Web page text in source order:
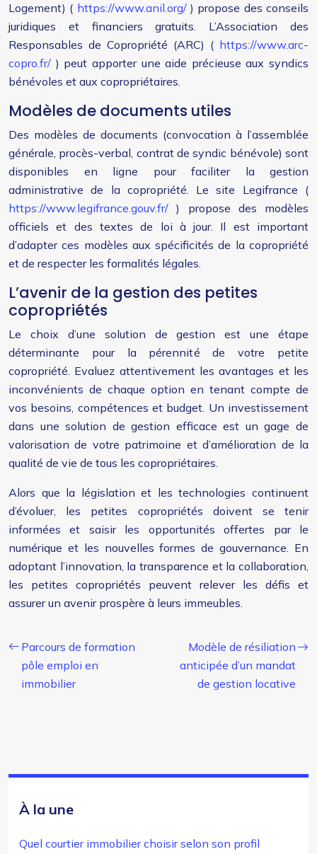
Logement) ( https://www.anil.org/) propose des conseils
juridiques et financiers gratuits. L’Association des
Responsables de Copropriété (ARC) ( https://www.arc-
copro.fr/ ) peut apporter une aide précieuse aux syndics
bénévoles et aux copropriétaires.
Modèles de documents utiles
Des modèles de documents (convocation à l’assemblée
générale, procès-verbal, contrat de syndic bénévole) sont
disponibles en ligne pour faciliter la gestion
administrative de la copropriété. Le site Legifrance (
https://www.legifrance.gouv.fr/) propose des modèles
officiels et des textes de loi à jour. Il est important
d’adapter ces modèles aux spécificités de la copropriété
et de respecter les formalités légales.
L’avenir de la gestion des petites
copropriétés
Le choix d’une solution de gestion est une étape
déterminante pour la pérennité de votre petite
copropriété. Evaluez attentivement les avantages et les
inconvénients de chaque option en tenant compte de
vos besoins, compétences et budget. Un investissement
dans une solution de gestion efficace est un gage de
valorisation de votre patrimoine et d’amélioration de la
qualité de vie de tous les copropriétaires.
Alors que la législation et les technologies continuent
d’évoluer, les petites copropriétés doivent se tenir
informées et saisir les opportunités offertes par le
numérique et les nouvelles formes de gouvernance. En
adoptant l’innovation, la transparence et la collaboration,
les petites copropriétés peuvent relever les défis et
assurer un avenir prospère à leurs immeubles.
Parcours de formation
pôle emploi en
immobilier
Modèle de résiliation
anticipée d’un mandat
de gestion locative
À la une
Quel courtier immobilier choisir selon son profil